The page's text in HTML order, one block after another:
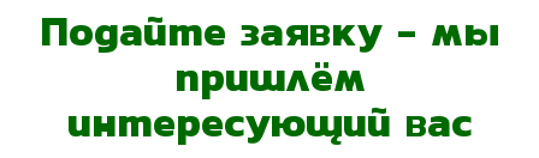
Подайте заявку - мы
пришлём
интересующий вас